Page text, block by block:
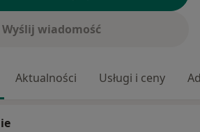
Wyślij wiadomość
Aktualności Usługi i ceny